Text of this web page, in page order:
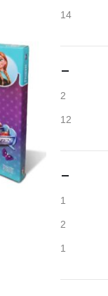
14
2
12
1
2
1